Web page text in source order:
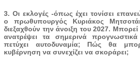
3. Οι εκλογές -όπως έχει τονίσει
ο πρωθυπουργός Κυριάκος
διεξαχθούν την άνοιξη του 2027.
ανατρέψει τα σημερινά
πετύχει αυτοδυναμία; Πώς θα
κυβέρνηση να συνεχίζει να σκοράρει;